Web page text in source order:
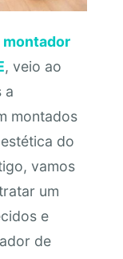
montador
, veio ao
a
montados
do
vamos
um
e
de